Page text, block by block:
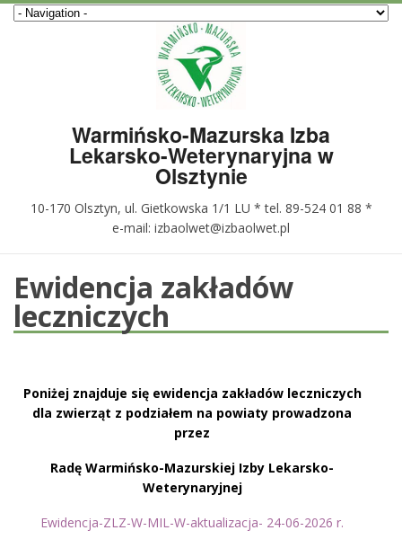
Warmińsko-Mazurska Izba
Lekarsko-Weterynaryjna w
Olsztynie
10-170 Olsztyn, ul. Gietkowska 1/1 LU * tel. 89-524 01 88 *
e-mail: izbaolwet@izbaolwet.pl
Ewidencja zakładów
leczniczych
Poniżej znajduje się ewidencja zakładów leczniczych
dla zwierząt z podziałem na powiaty prowadzona
przez
Radę Warmińsko-Mazurskiej Izby Lekarsko-
Weterynaryjnej
Ewidencja-ZLZ-W-MIL-W-aktualizacja- 24-06-2026 r.